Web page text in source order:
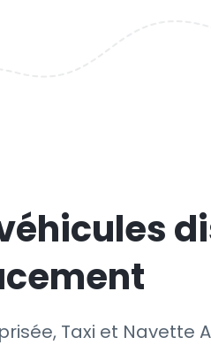
Taxi et Navette